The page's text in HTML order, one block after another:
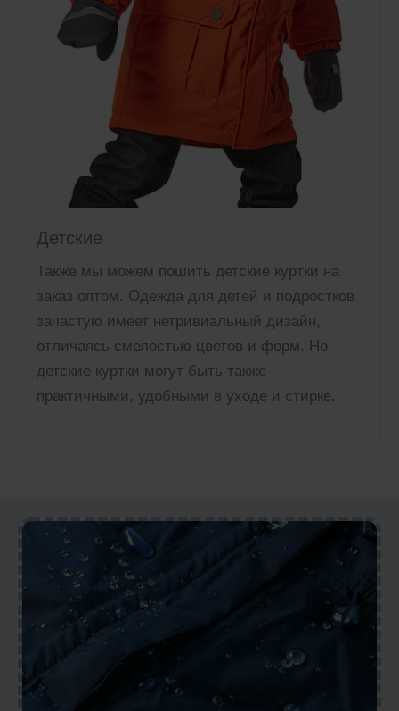
Детские
Также мы можем пошить детские куртки на
заказ оптом. Одежда для детей и подростков
зачастую имеет нетривиальный дизайн,
отличаясь смелостью цветов и форм. Но
детские куртки могут быть также
практичными, удобными в уходе и стирке.